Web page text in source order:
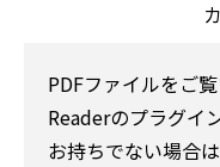
PDFファイルをご
Readerのプラグイ
お持ちでない場合